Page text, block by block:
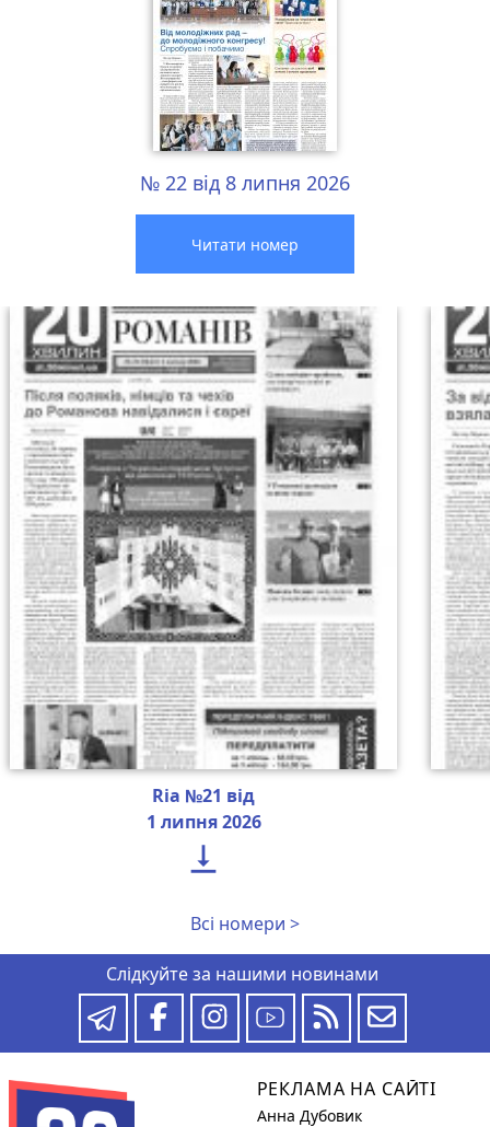
№ 22 від 8 липня 2026
Читати номер
Ria №21 від
1 липня 2026

Всі номери >
Слідкуйте за нашими новинами
РЕКЛАМА НА САЙТІ
Анна Дубовик